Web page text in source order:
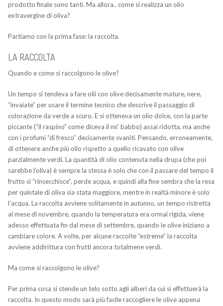
prodotto finale sono tanti. Ma allora.. come si realizza un olio
extravergine di oliva?
Partiamo con la prima fase: la raccolta.
LA RACCOLTA
Quando e come si raccolgono le olive?
Un tempo si tendeva a fare olii con olive decisamente mature, nere,
“invaiate” per usare il termine tecnico che descrive il passaggio di
colorazione da verde a scuro. E si otteneva un olio dolce, con la parte
piccante (“il raspino” come diceva il mi’ babbo) assai ridotta, ma anche
con i profumi “di fresco” decisamente svaniti. Pensando, erroneamente,
di ottenere anche più olio rispetto a quello ricavato con olive
parzialmente verdi. La quantità di olio contenuta nella drupa (che poi
sarebbe l’oliva) è sempre la stessa è solo che con il passare del tempo il
frutto si “rinsecchisce”, perde acqua, e quindi alla fine sembra che la resa
per quintale di oliva sia stata maggiore, mentre in realtà minore è solo
l’acqua. La raccolta avviene solitamente in autunno, un tempo ristretta
al mese di novembre, quando la temperatura era ormai rigida, viene
adesso effettuata fin dal mese di settembre, quando le olive iniziano a
cambiare colore. A volte, per alcune raccolte “estreme” la raccolta
avviene addirittura con frutti ancora totalmene verdi.
Ma come si raccolgono le olive?
Per prima cosa si stende un telo sotto agli alberi da cui si effettuerà la
raccolta. In questo modo sarà più facile raccogliere le olive appena